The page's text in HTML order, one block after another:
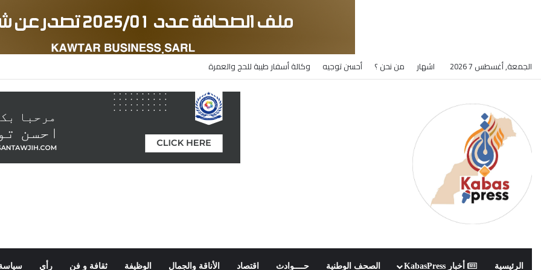
الجمعة, أغسطس 7 2026 اشهار من نحن ؟ أحسن توجيه وكالة أسفار طيبة للحج والعمرة
الرئيسية أخبار KabasPress الصحف الوطنية حــــوادث اقتصاد الأناقة والجمال الوظيفة ثقافة و فن رأي